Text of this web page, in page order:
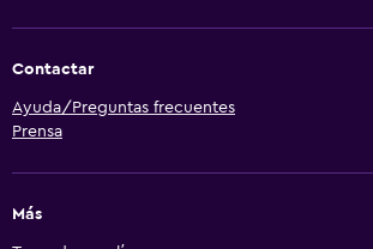
Contactar
Ayuda/Preguntas frecuentes
Prensa
Más